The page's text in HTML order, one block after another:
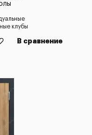
клубы
В сравнение